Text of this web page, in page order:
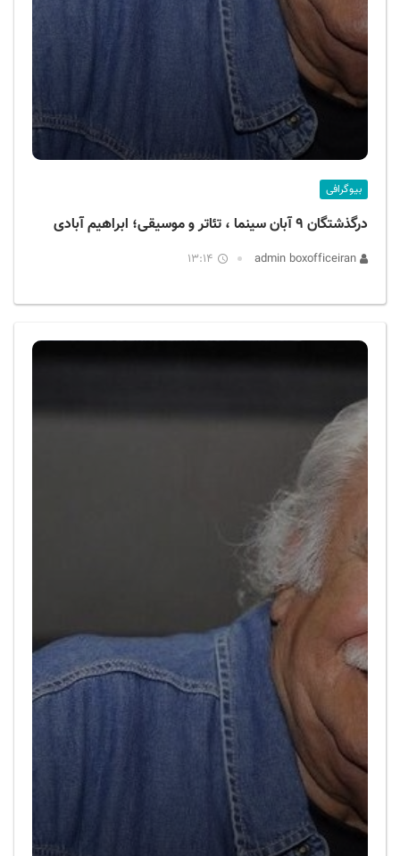
بیوگرافی
درگذشتگان ۹ آبان سینما ، تئاتر و موسیقی؛ ابراهیم آبادی
13:14